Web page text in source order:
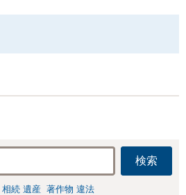
検索
相続 遺産 著作物 違法